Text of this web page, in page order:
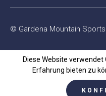
© Gardena Mountain Sports
Diese Website
Erfahrung bieten zu